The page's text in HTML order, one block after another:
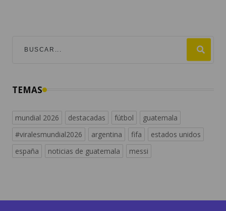
mundial 2026
españa
noticias de guatemala messi